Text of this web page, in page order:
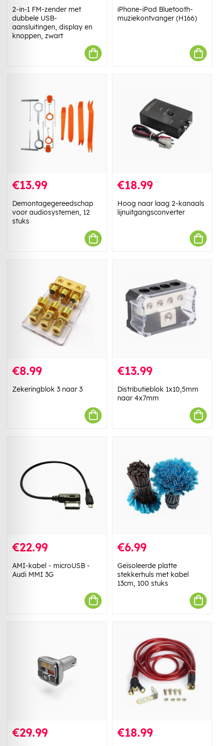
2-in-1 FM-zender met
dubbele USB-
aansluitingen, display en
knoppen, zwart
iPhone-iPod Bluetooth-
muziekontvanger (H166)
€13.99
Demontagegereedschap
voor audiosystemen, 12
stuks
€18.99
Hoog naar laag 2-kanaals
lijnuitgangsconverter
€8.99
Zekeringblok 3 naar 3
€13.99
Distributieblok 1x10,5mm
naar 4x7mm
€22.99
AMI-kabel - microUSB -
Audi MMI 3G
€6.99
Geïsoleerde platte
stekkerhuls met kabel
13cm, 100 stuks
€29.99 €18.99